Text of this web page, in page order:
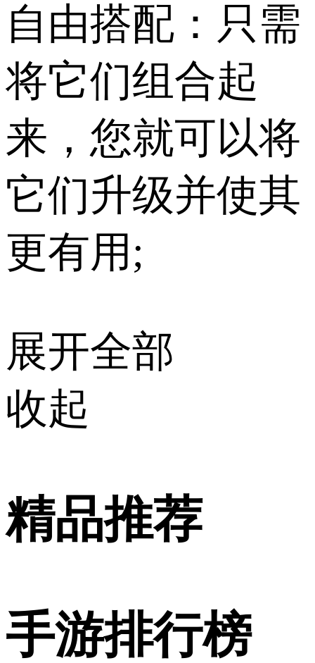
自由搭配：只需
将它们组合起
来，您就可以将
它们升级并使其
更有用;
展开全部
收起
精品推荐
手游排行榜